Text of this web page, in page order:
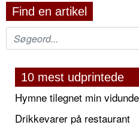
Find en artikel
10 mest udprintede
Hymne tilegnet min
Drikkevarer på restaurant